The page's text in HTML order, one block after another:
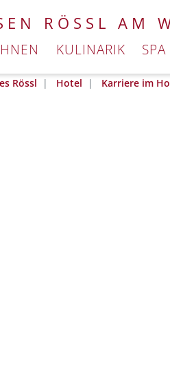
RÖSSL AM
KULINARIK SPA
Rössl Hotel Karriere im